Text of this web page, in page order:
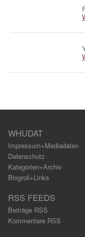
WHUDAT
Impressum+Mediadaten
Datenschutz
Kategorien+Archiv
Blogroll+Links
RSS FEEDS
Beiträge RSS
Kommentare RSS